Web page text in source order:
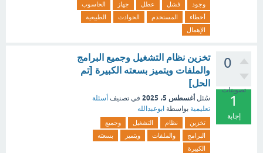
وجود
فشل عطل جهاز
الحاسوب
أخطاء
المستخدم الحوادث
الطبيعية
الإهمال
0
تصويتات
1
إجابة
تخزين نظام التشغيل وجميع البرامج
والملفات ويتميز بسعته الكبيرة [تم
الحل]
سُئل أغسطس 5، 2025 في تصنيف أسئلة
تعليمية بواسطة ابوعبدالله
تخزين نظام التشغيل
وجميع
البرامج
والملفات ويتميز
بسعته
الكبيرة